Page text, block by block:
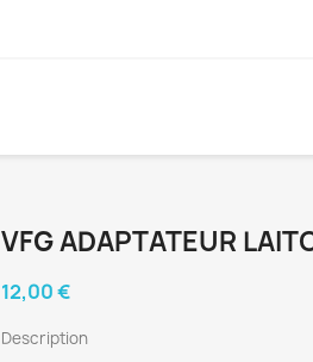
VFG ADAPTATEUR
12,00 €
Description